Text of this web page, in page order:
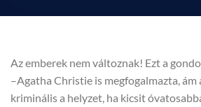
Az emberek nem változnak! Ezt a
–Agatha Christie is megfogalmazta, ám
kriminális a helyzet, ha kicsit